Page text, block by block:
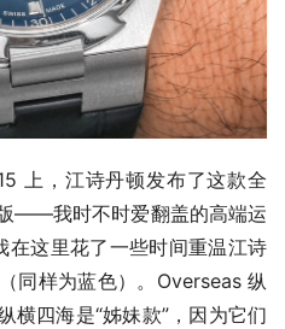
上，江诗丹顿发布了这款全
——我时不时爱翻盖的高端运
这里花了一些时间重温江诗
同样为蓝色）。Overseas 纵
横四海是“姊妹款”，因为它们